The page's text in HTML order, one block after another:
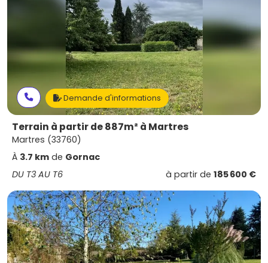
Demande d'informations
Terrain à partir de 887m² à Martres
Martres (33760)
À 3.7 km de Gornac
DU T3 AU T6
à partir de 185 600 €